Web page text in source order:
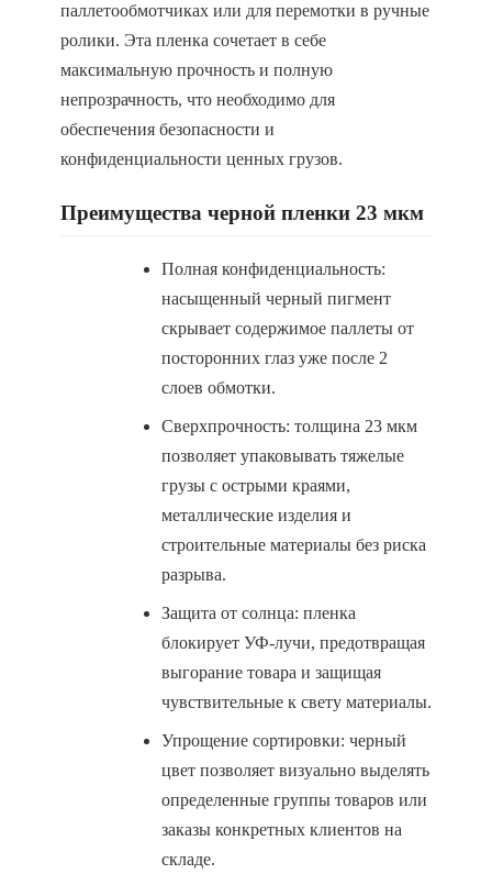
паллетообмотчиках или для перемотки в ручные
ролики. Эта пленка сочетает в себе
максимальную прочность и полную
непрозрачность, что необходимо для
обеспечения безопасности и
конфиденциальности ценных грузов.
Преимущества черной пленки 23 мкм
Полная конфиденциальность:
насыщенный черный пигмент
скрывает содержимое паллеты от
посторонних глаз уже после 2
слоев обмотки.
Сверхпрочность: толщина 23 мкм
позволяет упаковывать тяжелые
грузы с острыми краями,
металлические изделия и
строительные материалы без риска
разрыва.
Защита от солнца: пленка
блокирует УФ-лучи, предотвращая
выгорание товара и защищая
чувствительные к свету материалы.
Упрощение сортировки: черный
цвет позволяет визуально выделять
определенные группы товаров или
заказы конкретных клиентов на
складе.